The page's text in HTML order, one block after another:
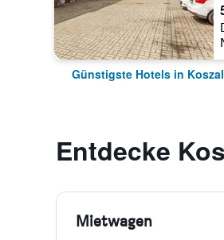
Günstigste Hotels in
Entdecke
Mietwagen